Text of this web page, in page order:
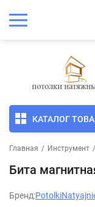
КАТАЛОГ
Главная / Инструмент /
Бита
Бренд: